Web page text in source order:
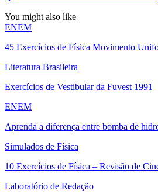
You might also like
ENEM
45 Exercícios de Física Movimento
Literatura Brasileira
Exercícios de Vestibular da Fuvest 1991
ENEM
Aprenda a diferença entre bomba de
Simulados de Física
10 Exercícios de Física – Revisão de
Laboratório de Redação